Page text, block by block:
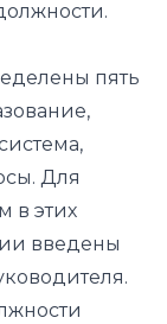
пять
Для
в этих
введены